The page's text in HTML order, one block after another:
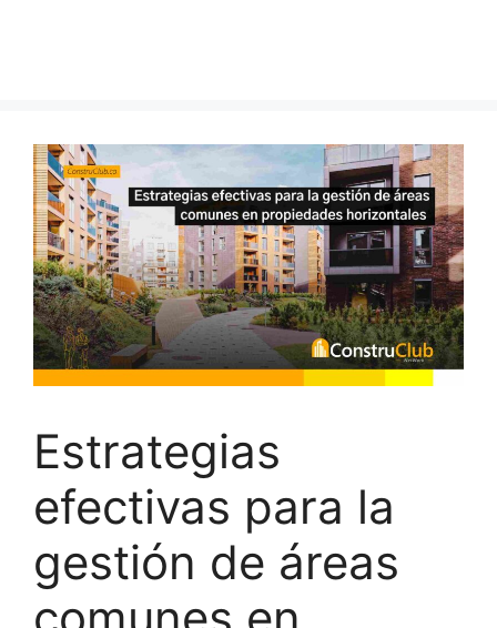
Estrategias
efectivas para la
gestión de áreas